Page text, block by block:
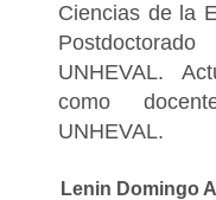
Ciencias de la
UNHEVAL.
como
UNHEVAL.
Lenin Domingo